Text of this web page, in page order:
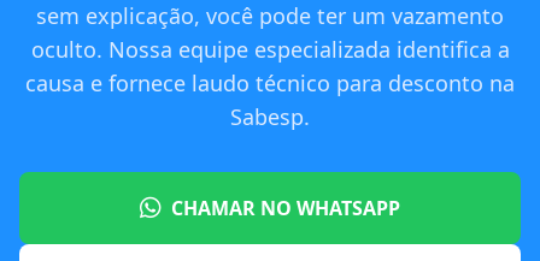
sem explicação, você pode ter um vazamento
oculto. Nossa equipe especializada identifica a
causa e fornece laudo técnico para desconto na
Sabesp.
CHAMAR NO WHATSAPP